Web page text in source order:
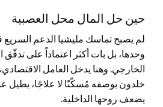
حين حل المال محل العصبية
لم يصبح تماسك مليشيا الدعم السريع
وحدها، بل بات أكثر اعتماداً على تدفّق
الخارجي. وهنا يدخل العامل
خلدون بوصفه مُسكّنًا لا علاجًا، يطيل
يضعف روحها الداخلية.